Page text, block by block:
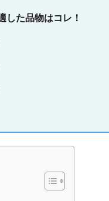
した品物はコレ！